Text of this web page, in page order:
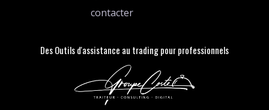
contacter
Des Outils d'assistance au trading pour professionnels